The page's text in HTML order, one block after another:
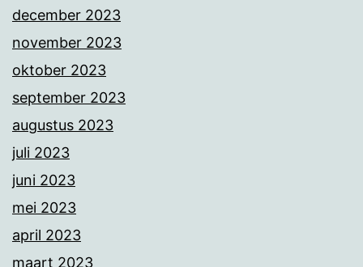
december 2023
november 2023
oktober 2023
september 2023
augustus 2023
juli 2023
juni 2023
mei 2023
april 2023
maart 2023